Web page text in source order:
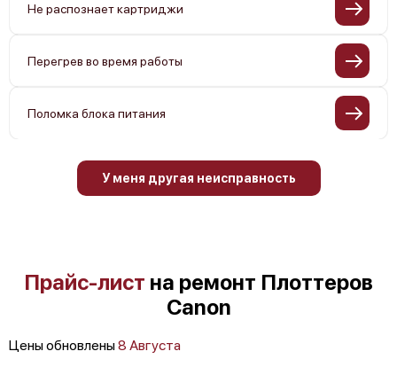
Не распознает картриджи
Перегрев во время работы
Поломка блока питания
У меня другая неисправность
Прайс-лист на ремонт Плоттеров
Canon
Цены обновлены8 Августа